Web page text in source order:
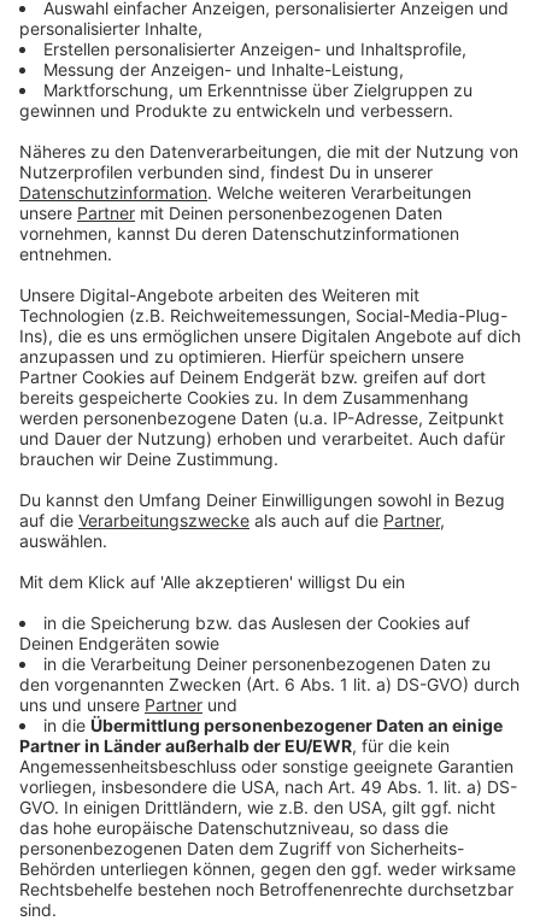
KTM insolvent &#8211; das sagen die Mitarbeiter!